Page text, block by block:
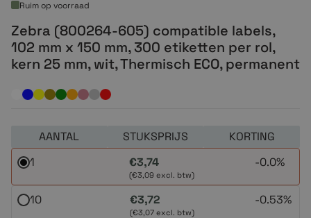
Ruim op voorraad
Zebra (800264-605) compatible labels,
102 mm x 150 mm, 300 etiketten per rol,
kern 25 mm, wit, Thermisch ECO, permanent
AANTAL STUKSPRIJS
KORTING
1
€3,74
(€3,09 excl. btw)
-0.0%
10 €3,72
(€3,07 excl. btw)
-0.53%